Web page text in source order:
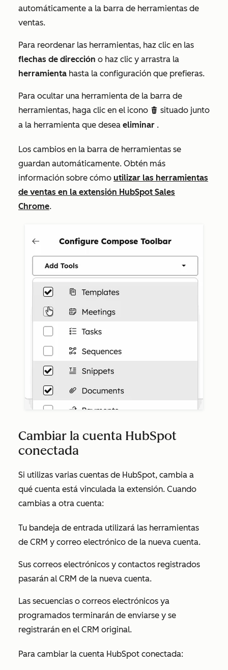
automáticamente a la barra de herramientas de
ventas.
Para reordenar las herramientas, haz clic en las
flechas de dirección o haz clic y arrastra la
herramienta hasta la configuración que prefieras.
Para ocultar una herramienta de la barra de
herramientas, haga clic en el icono delete situado junto
a la herramienta que desea eliminar .
Los cambios en la barra de herramientas se
guardan automáticamente. Obtén más
información sobre cómo utilizar las herramientas
de ventas en la extensión HubSpot Sales
Chrome.
Cambiar la cuenta HubSpot
conectada
Si utilizas varias cuentas de HubSpot, cambia a
qué cuenta está vinculada la extensión. Cuando
cambias a otra cuenta:
Tu bandeja de entrada utilizará las herramientas
de CRM y correo electrónico de la nueva cuenta.
Sus correos electrónicos y contactos registrados
pasarán al CRM de la nueva cuenta.
Las secuencias o correos electrónicos ya
programados terminarán de enviarse y se
registrarán en el CRM original.
Para cambiar la cuenta HubSpot conectada: